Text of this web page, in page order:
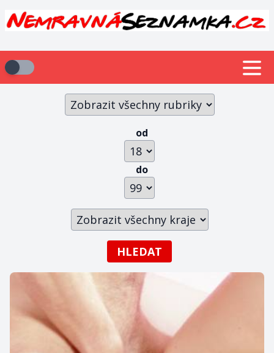
od
do
HLEDAT